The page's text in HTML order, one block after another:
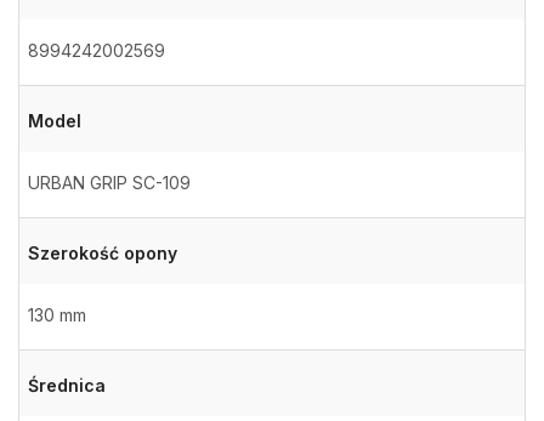
8994242002569
Model
URBAN GRIP SC-109
Szerokość opony
130 mm
Średnica